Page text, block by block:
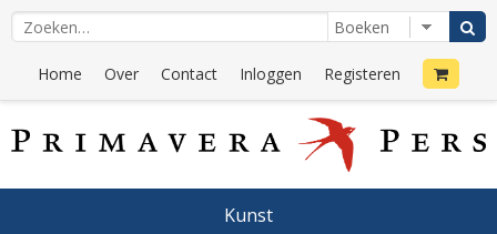
Home Over Contact Inloggen Registeren
Kunst